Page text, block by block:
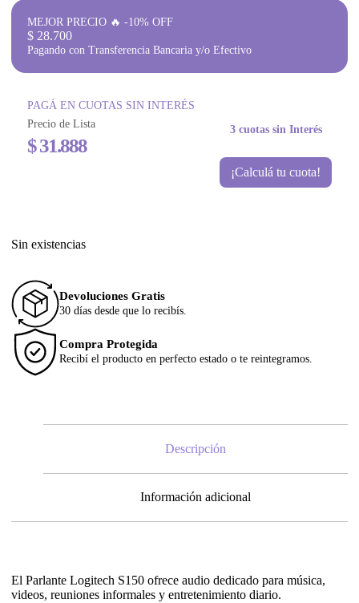
MEJOR PRECIO 🔥 -10% OFF
$ 28.700
Pagando con Transferencia Bancaria y/o Efectivo
PAGÁ EN CUOTAS SIN INTERÉS
Precio de Lista
$31.888
3 cuotas sin Interés
¡Calculá tu cuota!
Sin existencias
Devoluciones Gratis
30 días desde que lo recibís.
Compra Protegida
Recibí el producto en perfecto estado o te reintegramos.
Descripción
Información adicional
El Parlante Logitech S150 ofrece audio dedicado para música,
videos, reuniones informales y entretenimiento diario.